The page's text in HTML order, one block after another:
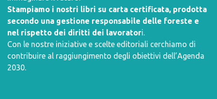
Stampiamo i nostri libri su carta certificata, prodotta
secondo una gestione responsabile delle foreste e
nel rispetto dei diritti dei lavoratori.
Con le nostre iniziative e scelte editoriali cerchiamo di
contribuire al raggiungimento degli obiettivi dell’Agenda
2030.